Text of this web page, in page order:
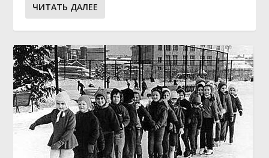
ЧИТАТЬ ДАЛЕЕ